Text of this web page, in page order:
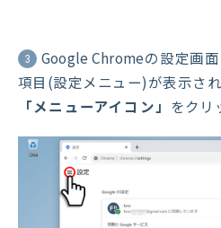
3
Google Chromeの設定画
項目(設定メニュー)が表示さ
「メニューアイコン」 をクリ